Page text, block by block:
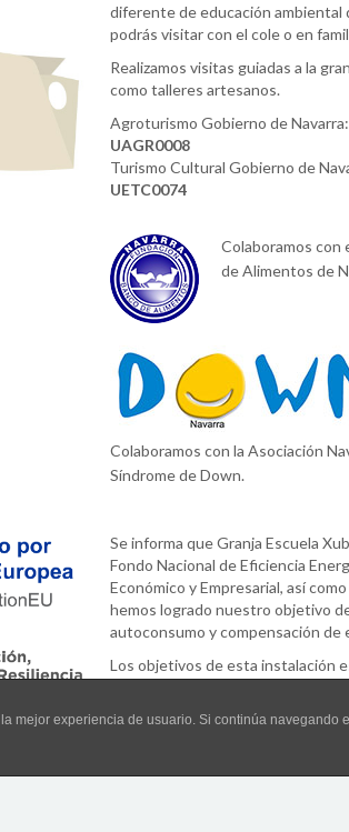
diferente de educación ambiental
podrás visitar con el cole o en
Realizamos visitas guiadas a la
como talleres artesanos.
Agroturismo Gobierno de Navarra:
UAGR0008
Turismo Cultural Gobierno de
UETC0074
Colaboramos con
de Alimentos de
Colaboramos con la Asociación
Síndrome de Down.
Se informa que Granja Escuela
Fondo Nacional de Eficiencia
Económico y Empresarial, así
hemos logrado nuestro objetivo
autoconsumo y compensación de
Los objetivos de esta instalación
El empleo de energías
efecto invernadero, siendo una
mejor experiencia de usuario. Si continúa